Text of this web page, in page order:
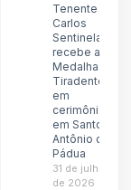
Tenente
Carlos
Sentinela
recebe a
Medalha
Tiradentes
em
cerimônia
em Santo
Antônio de
Pádua
31 de julho
de 2026